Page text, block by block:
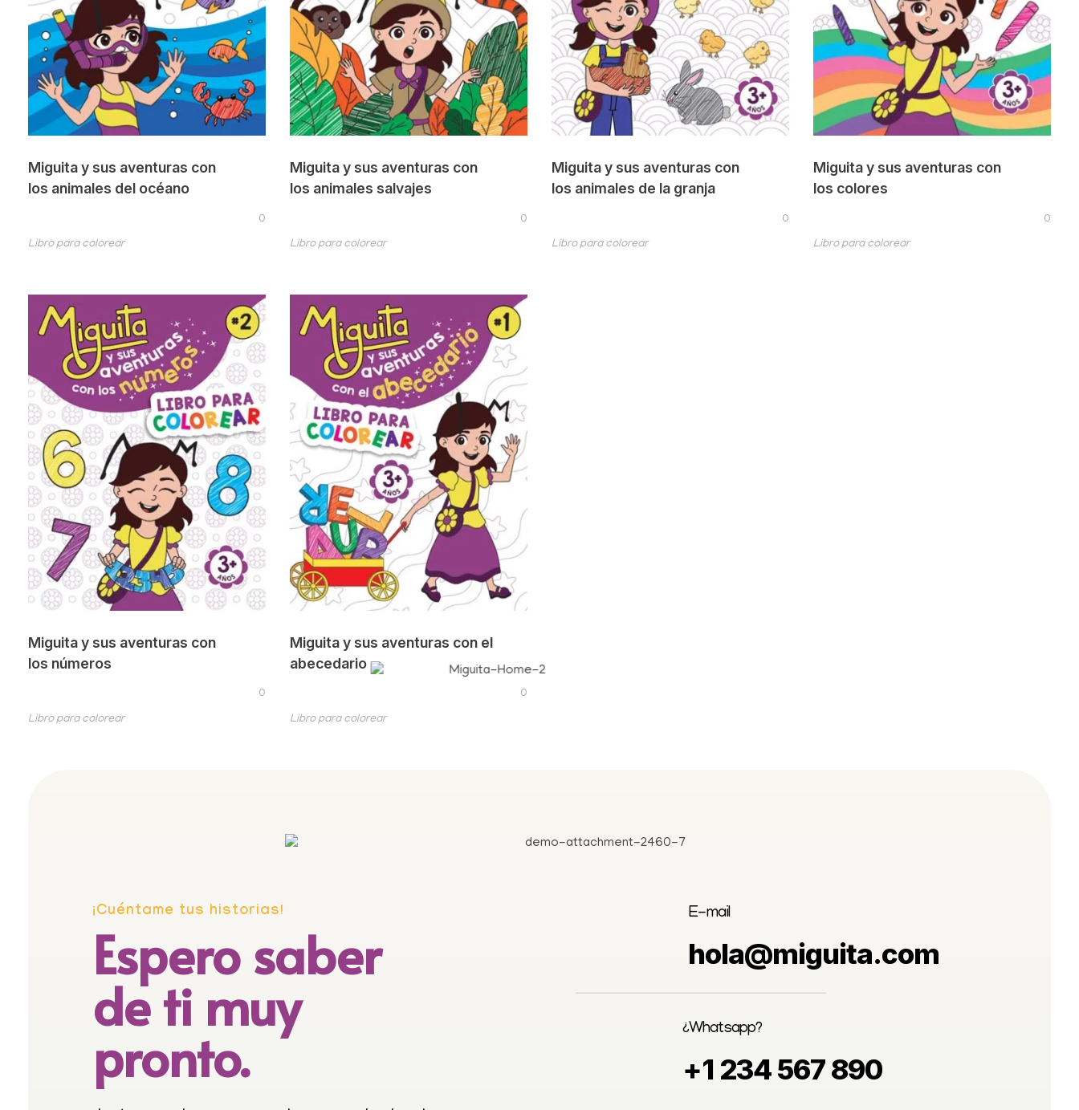
Miguita y sus aventuras con
los animales del océano
0
Libro para colorear
Miguita y sus aventuras con
los animales salvajes
0
Libro para colorear
Miguita y sus aventuras con
los animales de la granja
0
Libro para colorear
Miguita y sus aventuras con
los colores
0
Libro para colorear
Miguita y sus aventuras con
los números
0
Libro para colorear
Miguita y sus aventuras con el
abecedario
0
Libro para colorear
¡Cuéntame tus historias!
Espero saber
de ti muy
pronto.
E-mail
hola@miguita.com
¿Whatsapp?
+1 234 567 890